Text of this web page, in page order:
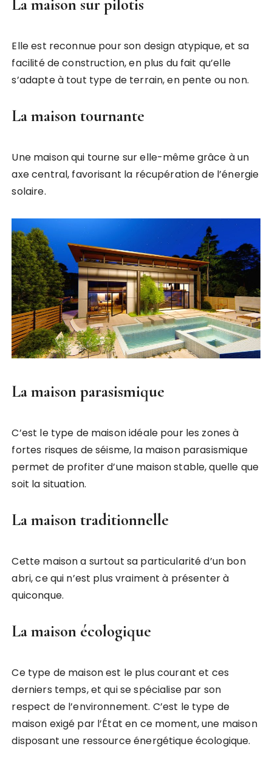
La maison sur pilotis
Elle est reconnue pour son design atypique, et sa
facilité de construction, en plus du fait qu’elle
s’adapte à tout type de terrain, en pente ou non.
La maison tournante
Une maison qui tourne sur elle-même grâce à un
axe central, favorisant la récupération de l’énergie
solaire.
La maison parasismique
C’est le type de maison idéale pour les zones à
fortes risques de séisme, la maison parasismique
permet de profiter d’une maison stable, quelle que
soit la situation.
La maison traditionnelle
Cette maison a surtout sa particularité d’un bon
abri, ce qui n’est plus vraiment à présenter à
quiconque.
La maison écologique
Ce type de maison est le plus courant et ces
derniers temps, et qui se spécialise par son
respect de l’environnement. C’est le type de
maison exigé par l’État en ce moment, une maison
disposant une ressource énergétique écologique.